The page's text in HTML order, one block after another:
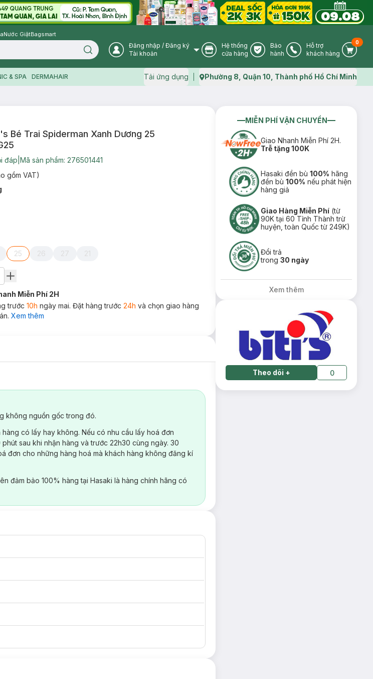
Nước GiặtBagsmart
Search icon User Icon
Đăng nhập / Đăng ký
Tài khoản
Store Icon
Hệ thống
cửa hàng
Warranty Icon
Bảo
hành
Phone Icon
Hỗ trợ
khách hàng
Cart
0
& SPA DERMAHAIR Tải ứng dụng Map icon
Phường 8, Quận 10, Thành phố Hồ Chí Minh
Bé Trai Spiderman Xanh Dương 25
đáp Mã sản phẩm: 276501441
gồm VAT)
25 26 27 21
Miễn Phí 2H
trước 10h ngày mai. Đặt hàng trước 24h và chọn giao hàng
Xem thêm
không nguồn gốc trong đó.
có lấy hay không. Nếu có nhu cầu lấy hoá đơn
sau khi nhận hàng và trước 22h30 cùng ngày. 30
đơn cho những hàng hoá mà khách hàng không đăng kí
đảm bảo 100% hàng tại Hasaki là hàng chính hãng có
MIỄN PHÍ VẬN CHUYỂN
Giao Nhanh Miễn Phí 2H.
Trễ tặng 100K
Hasaki đền bù100% hãng
đền bù100% nếu phát hiện
hàng giả
Giao Hàng Miễn Phí (từ
90K tại 60 Tỉnh Thành trừ
huyện, toàn Quốc từ 249K)
Đổi trả
trong30 ngày
Xem thêm
Theo dõi + 0